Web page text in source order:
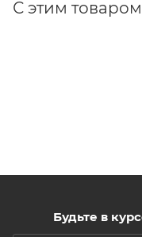
С этим
Будьте в